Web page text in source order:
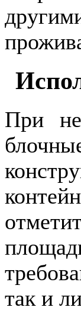
При
так и